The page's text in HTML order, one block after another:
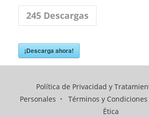
245Descargas
¡Descarga ahora!
Política de Privacidad y
Personales • Términos y Condiciones
Ética